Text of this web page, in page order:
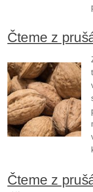
Čteme z
Čteme z